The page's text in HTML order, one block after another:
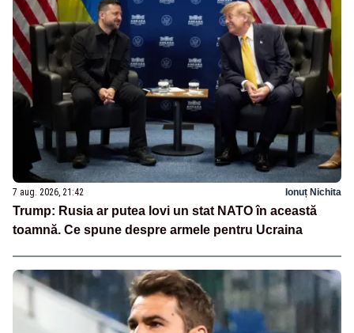
7 aug. 2026, 21:42 Ionuț Nichita
Trump: Rusia ar putea lovi un stat NATO în această
toamnă. Ce spune despre armele pentru Ucraina